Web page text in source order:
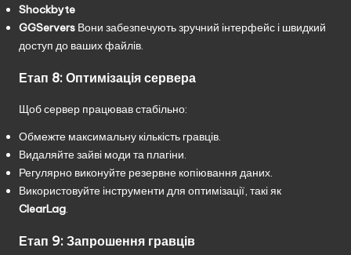
Shockbyte
GGServers Вони забезпечують зручний інтерфейс і швидкий
доступ до ваших файлів.
Етап 8: Оптимізація сервера
Щоб сервер працював стабільно:
Обмежте максимальну кількість гравців.
Видаляйте зайві моди та плагіни.
Регулярно виконуйте резервне копіювання даних.
Використовуйте інструменти для оптимізації, такі як
ClearLag.
Етап 9: Запрошення гравців